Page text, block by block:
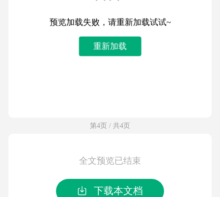
预览加载失败，请重新加载试试~
重新加载
第4页 / 共4页
全文预览已结束
下载本文档